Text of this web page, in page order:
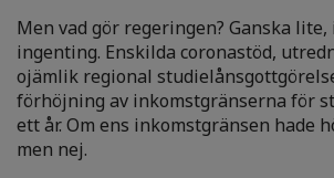
Men vad gör regeringen? Ganska
ingenting. Enskilda coronastöd,
ojämlik regional
förhöjning av inkomstgränserna för
ett år. Om ens inkomstgränsen hade
men nej.